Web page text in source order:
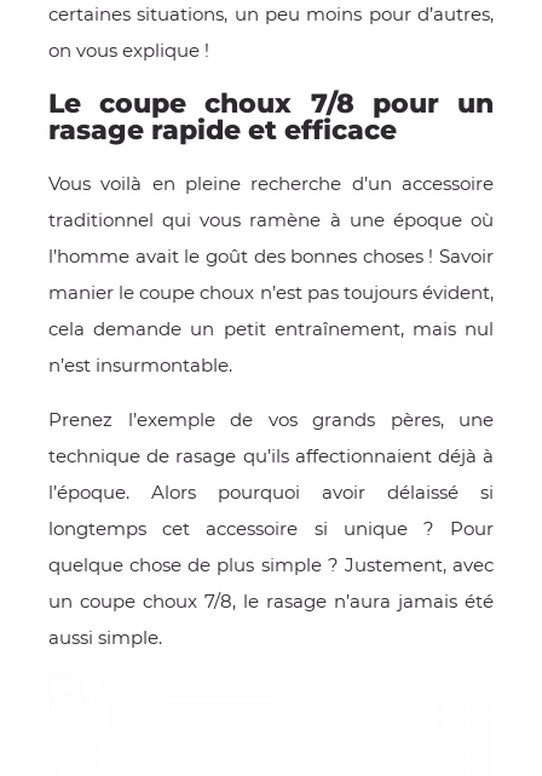
certaines situations, un peu moins pour d’autres,
on vous explique !
Le coupe choux 7/8 pour un
rasage rapide et efficace
Vous voilà en pleine recherche d’un accessoire
traditionnel qui vous ramène à une époque où
l’homme avait le goût des bonnes choses ! Savoir
manier le coupe choux n’est pas toujours évident,
cela demande un petit entraînement, mais nul
n’est insurmontable.
Prenez l’exemple de vos grands pères, une
technique de rasage qu’ils affectionnaient déjà à
l’époque. Alors pourquoi avoir délaissé si
longtemps cet accessoire si unique ? Pour
quelque chose de plus simple ? Justement, avec
un coupe choux 7/8, le rasage n’aura jamais été
aussi simple.